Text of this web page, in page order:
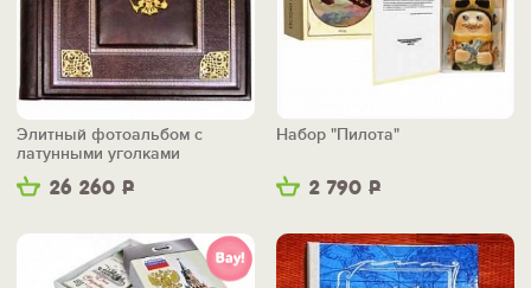
26 260 Р
Элитный фотоальбом с
латунными уголками
"Государственный"
2 790 Р
Набор "Пилота"